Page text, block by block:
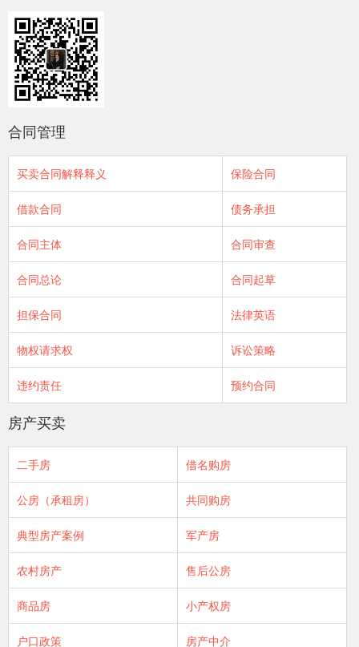
合同管理
买卖合同解释释义 保险合同
借款合同 债务承担
合同主体 合同审查
合同总论 合同起草
担保合同 法律英语
物权请求权 诉讼策略
违约责任 预约合同
房产买卖
二手房 借名购房
公房（承租房） 共同购房
典型房产案例 军产房
农村房产 售后公房
商品房 小产权房
户口政策 房产中介